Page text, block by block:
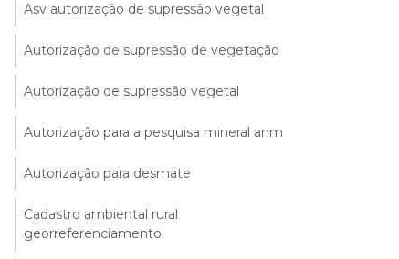
Asv autorização de supressão vegetal
Autorização de supressão de vegetação
Autorização de supressão vegetal
Autorização para a pesquisa mineral anm
Autorização para desmate
Cadastro ambiental rural
georreferenciamento